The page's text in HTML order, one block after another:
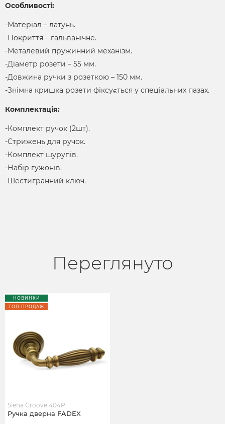
Особливості:
-Матеріал – латунь.
-Покриття – гальванічне.
-Металевий пружинний механізм.
-Діаметр розети – 55 мм.
-Довжина ручки з розеткою – 150 мм.
-Знімна кришка розети фіксується у спеціальних пазах.
Комплектація:
-Комплект ручок (2шт).
-Стрижень для ручок.
-Комплект шурупів.
-Набір гужонів.
-Шестигранний ключ.
Переглянуто
НОВИНКИ
ТОП ПРОДАЖ
Ручка дверна FADEX
Siena Groove 404P